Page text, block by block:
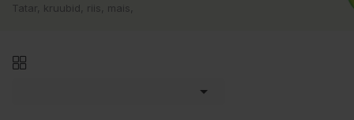
Tatar, kruubid, riis, mais,
